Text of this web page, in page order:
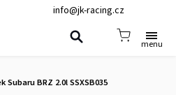
info@jk-racing.cz
BRZ 2.0l SSXSB035